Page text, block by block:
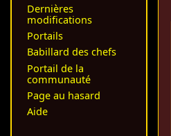
Dernières
modifications
Portails
Babillard des chefs
Portail de la
communauté
Page au hasard
Aide